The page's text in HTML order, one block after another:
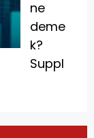
ne
deme
k?
Suppl